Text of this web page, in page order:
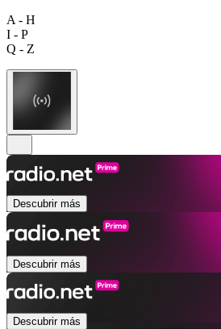
A - H
I - P
Q - Z
Descubrir más
Descubrir más
Descubrir más